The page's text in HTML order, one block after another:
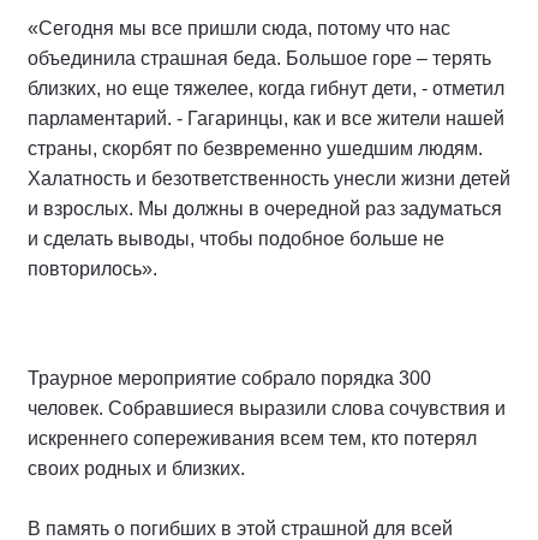
«Сегодня мы все пришли сюда, потому что нас
объединила страшная беда. Большое горе – терять
близких, но еще тяжелее, когда гибнут дети, - отметил
парламентарий. - Гагаринцы, как и все жители нашей
страны, скорбят по безвременно ушедшим людям.
Халатность и безответственность унесли жизни детей
и взрослых. Мы должны в очередной раз задуматься
и сделать выводы, чтобы подобное больше не
повторилось».
Траурное мероприятие собрало порядка 300
человек. Собравшиеся выразили слова сочувствия и
искреннего сопереживания всем тем, кто потерял
своих родных и близких.
В память о погибших в этой страшной для всей